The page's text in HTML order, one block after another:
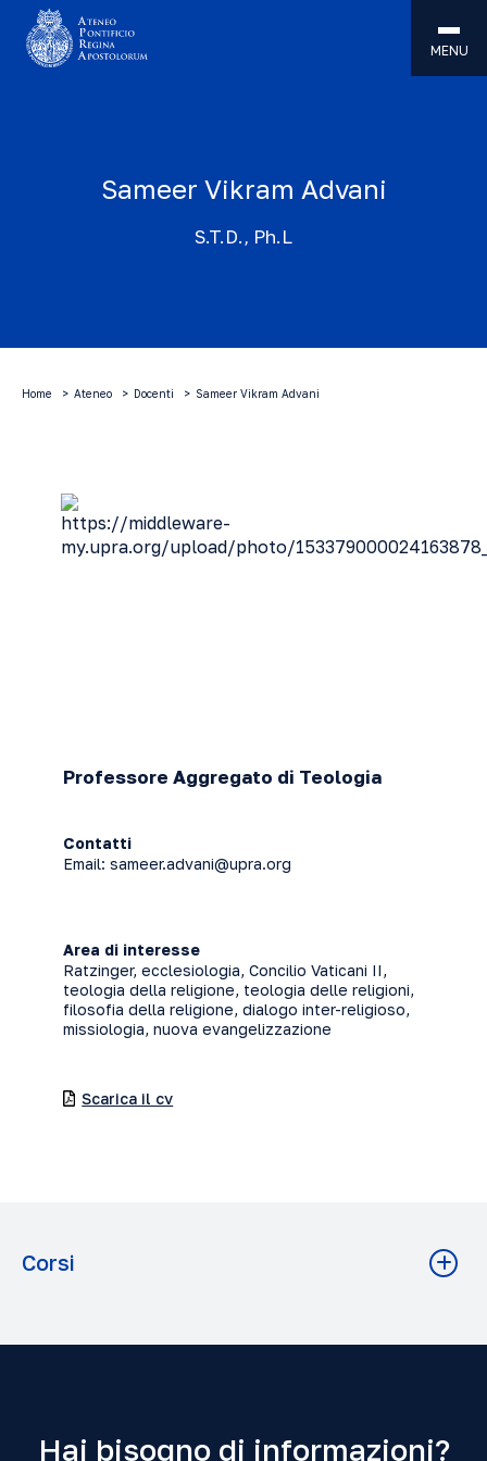
MENU
Sameer Vikram Advani
S.T.D., Ph.L
Home Ateneo Docenti Sameer Vikram Advani
Professore Aggregato di Teologia
Contatti
Email: sameer.advani@upra.org
Area di interesse
Ratzinger, ecclesiologia, Concilio Vaticani II,
teologia della religione, teologia delle religioni,
filosofia della religione, dialogo inter-religioso,
missiologia, nuova evangelizzazione
Scarica il cv
Corsi
Hai bisogno di informazioni?